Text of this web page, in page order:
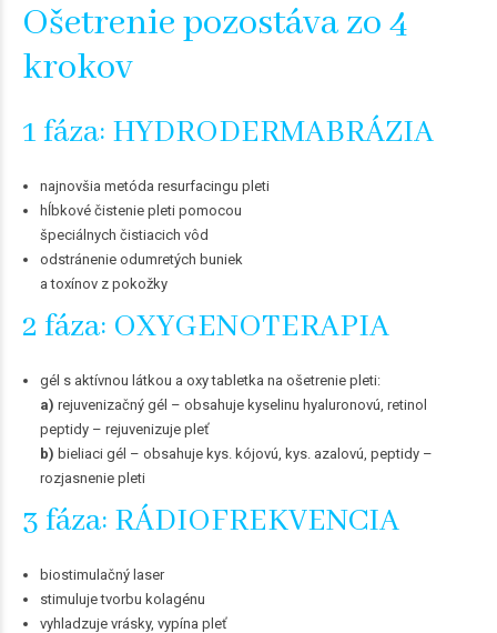
Ošetrenie pozostáva zo 4
krokov
1 fáza: HYDRODERMABRÁZIA
najnovšia metóda resurfacingu pleti
hĺbkové čistenie pleti pomocou
špeciálnych čistiacich vôd
odstránenie odumretých buniek
a toxínov z pokožky
2 fáza: OXYGENOTERAPIA
gél s aktívnou látkou a oxy tabletka na ošetrenie pleti:
a) rejuvenizačný gél – obsahuje kyselinu hyaluronovú, retinol
peptidy – rejuvenizuje pleť
b) bieliaci gél – obsahuje kys. kójovú, kys. azalovú, peptidy –
rozjasnenie pleti
3 fáza: RÁDIOFREKVENCIA
biostimulačný laser
stimuluje tvorbu kolagénu
vyhladzuje vrásky, vypína pleť